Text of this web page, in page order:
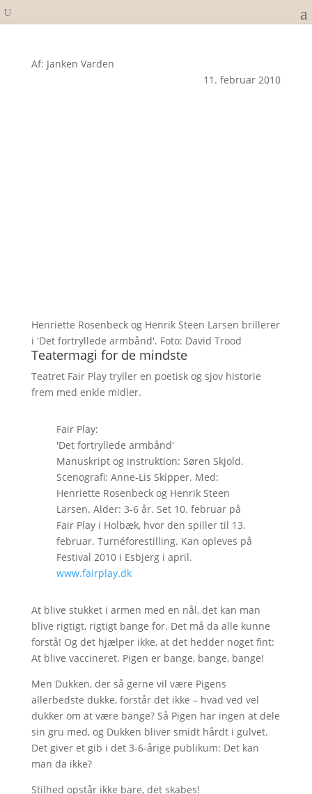
Af: Janken Varden
11. februar 2010
Henriette Rosenbeck og Henrik Steen Larsen brillerer
i 'Det fortryllede armbånd'. Foto: David Trood
Teatermagi for de mindste
Teatret Fair Play tryller en poetisk og sjov historie
frem med enkle midler.
Fair Play:
'Det fortryllede armbånd'
Manuskript og instruktion: Søren Skjold.
Scenografi: Anne-Lis Skipper. Med:
Henriette Rosenbeck og Henrik Steen
Larsen. Alder: 3-6 år. Set 10. februar på
Fair Play i Holbæk, hvor den spiller til 13.
februar. Turnéforestilling. Kan opleves på
Festival 2010 i Esbjerg i april.
www.fairplay.dk
At blive stukket i armen med en nål, det kan man
blive rigtigt, rigtigt bange for. Det må da alle kunne
forstå! Og det hjælper ikke, at det hedder noget fint:
At blive vaccineret. Pigen er bange, bange, bange!
Men Dukken, der så gerne vil være Pigens
allerbedste dukke, forstår det ikke – hvad ved vel
dukker om at være bange? Så Pigen har ingen at dele
sin gru med, og Dukken bliver smidt hårdt i gulvet.
Det giver et gib i det 3-6-årige publikum: Det kan
man da ikke?
Stilhed opstår ikke bare, det skabes!